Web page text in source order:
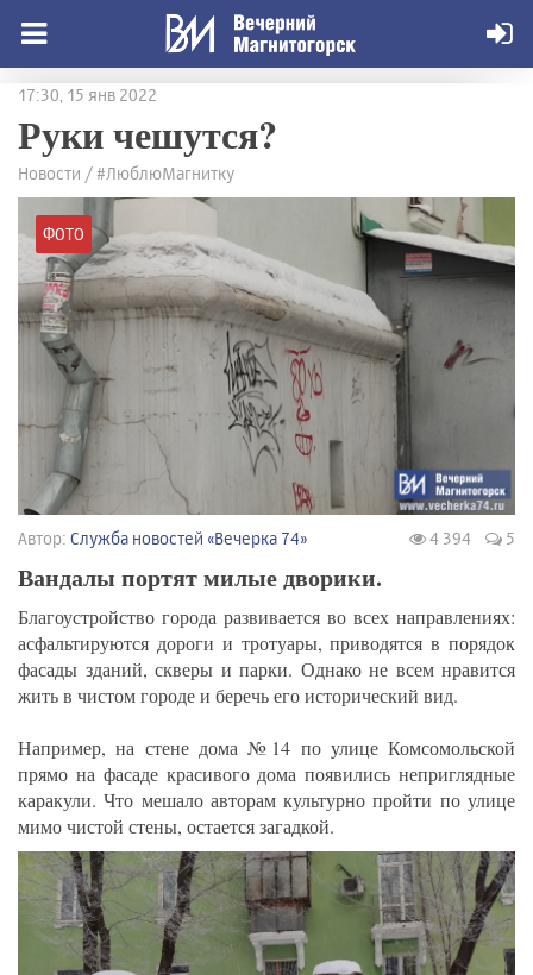
17:30, 15 янв 2022
Руки чешутся?
Новости / #ЛюблюМагнитку
ФОТО
Автор: Служба новостей «Вечерка 74» 4 394 5
Вандалы портят милые дворики.
Благоустройство города развивается во всех направлениях:
асфальтируются дороги и тротуары, приводятся в порядок
фасады зданий, скверы и парки. Однако не всем нравится
жить в чистом городе и беречь его исторический вид.
Например, на стене дома №14 по улице Комсомольской
прямо на фасаде красивого дома появились неприглядные
каракули. Что мешало авторам культурно пройти по улице
мимо чистой стены, остается загадкой.